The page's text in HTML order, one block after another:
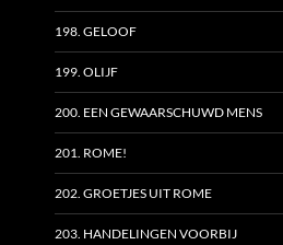
198. GELOOF
199. OLIJF
200. EEN GEWAARSCHUWD MENS
201. ROME!
202. GROETJES UIT ROME
203. HANDELINGEN VOORBIJ